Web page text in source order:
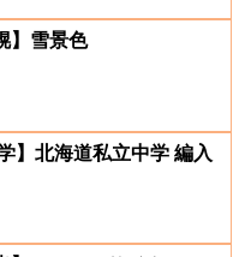
】雪景色
】北海道私立中学 編入